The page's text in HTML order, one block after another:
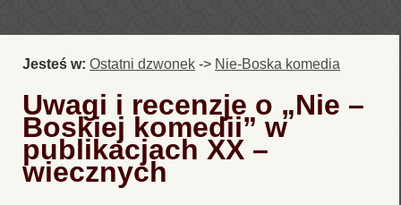
Jesteś w: Ostatni dzwonek -> Nie-Boska komedia
Uwagi i recenzje o „Nie –
Boskiej komedii” w
publikacjach XX –
wiecznych